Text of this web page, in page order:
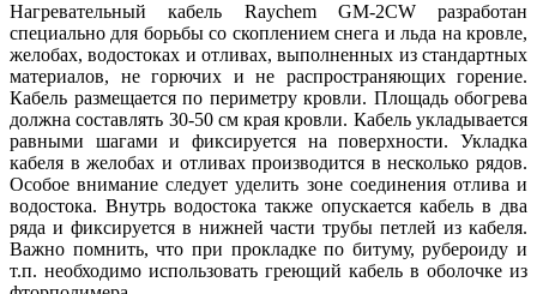
Нагревательный кабель Raychem GM-2CW разработан
специально для борьбы со скоплением снега и льда на кровле,
желобах, водостоках и отливах, выполненных из стандартных
материалов, не горючих и не распространяющих горение.
Кабель размещается по периметру кровли. Площадь обогрева
должна составлять 30-50 см края кровли. Кабель укладывается
равными шагами и фиксируется на поверхности. Укладка
кабеля в желобах и отливах производится в несколько рядов.
Особое внимание следует уделить зоне соединения отлива и
водостока. Внутрь водостока также опускается кабель в два
ряда и фиксируется в нижней части трубы петлей из кабеля.
Важно помнить, что при прокладке по битуму, рубероиду и
т.п. необходимо использовать греющий кабель в оболочке из